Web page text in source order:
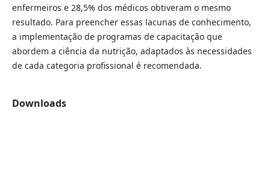
enfermeiros e 28,5% dos médicos obtiveram o mesmo
resultado. Para preencher essas lacunas de conhecimento,
a implementação de programas de capacitação que
abordem a ciência da nutrição, adaptados às necessidades
de cada categoria profissional é recomendada.
Downloads